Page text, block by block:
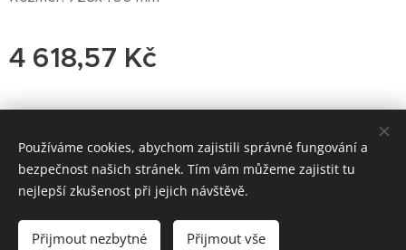
4 618,57 Kč
Do košíku
© 2019 PragonordPraha.cz s.r.o. www.pixabay.com
By Eva
Cookies
Používáme cookies, abychom zajistili správné fungování a
bezpečnost našich stránek. Tím vám můžeme zajistit tu
nejlepší zkušenost při jejich návštěvě.
Přijmout nezbytné Přijmout vše